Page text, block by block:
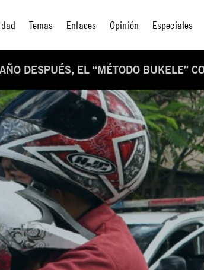
Temas Enlaces Opinión Especiales
DESPUÉS, EL “MÉTODO BUKELE”